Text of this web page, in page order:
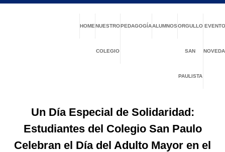
HOMENUESTRO
COLEGIO
PEDAGOGÍAALUMNOSORGULLO
SAN
PAULISTA
Un Día Especial de Solidaridad:
Estudiantes del Colegio San Paulo
Celebran el Día del Adulto Mayor en el